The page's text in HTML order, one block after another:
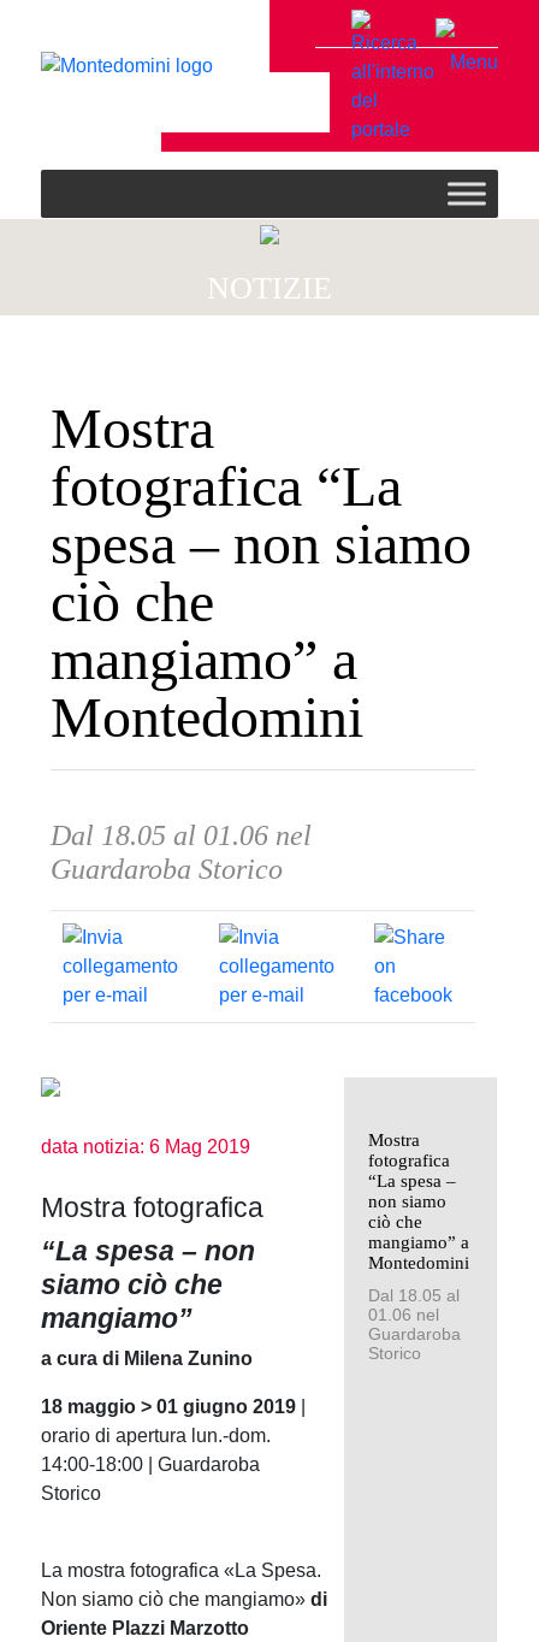
Menu
NOTIZIE
Mostra
fotografica “La
spesa – non siamo
ciò che
mangiamo” a
Montedomini
Dal 18.05 al 01.06 nel
Guardaroba Storico
data notizia: 6 Mag 2019
Mostra fotografica
“La spesa – non
siamo ciò che
mangiamo”
a cura di Milena Zunino
18 maggio > 01 giugno 2019
orario di apertura lun.-dom.
14:00-18:00 | Guardaroba
Storico
La mostra fotografica «La Spesa.
Non siamo ciò che mangiamo»di
Oriente Plazzi Marzotto
Mostra
fotografica
“La spesa –
non siamo
ciò che
mangiamo” a
Montedomini
Dal 18.05 al
01.06 nel
Guardaroba
Storico